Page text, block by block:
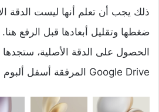
ذلك يجب أن تعلم أنها ليست الدقة
ضغطها وتقليل أبعادها قبل الرفع
الحصول على الدقة الأصلية،
Google Drive المرفقة أسفل ألبوم الخلفيات التالي.